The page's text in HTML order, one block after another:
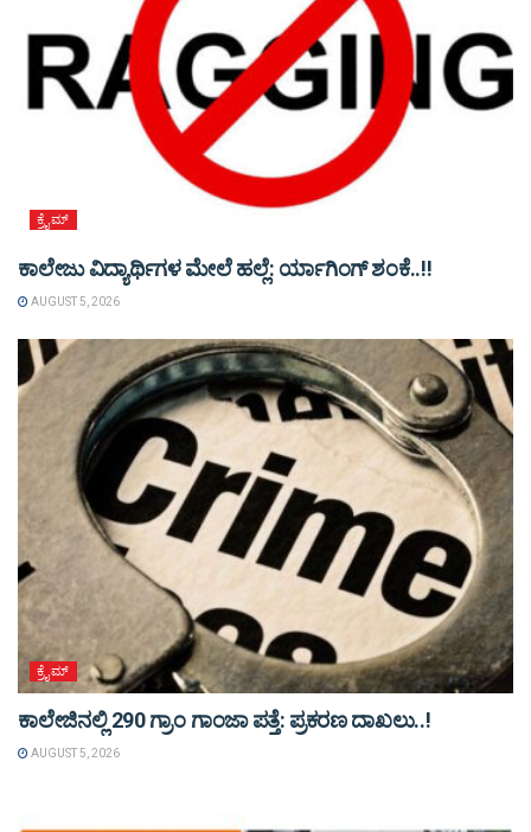
ಕ್ರೈಮ್
ಕಾಲೇಜು ವಿದ್ಯಾರ್ಥಿಗಳ ಮೇಲೆ ಹಲ್ಲೆ: ರ್ಯಾಗಿಂಗ್ ಶಂಕೆ..!!
AUGUST 5, 2026
ಕ್ರೈಮ್
ಕಾಲೇಜಿನಲ್ಲಿ 290 ಗ್ರಾಂ ಗಾಂಜಾ ಪತ್ತೆ: ಪ್ರಕರಣ ದಾಖಲು..!
AUGUST 5, 2026